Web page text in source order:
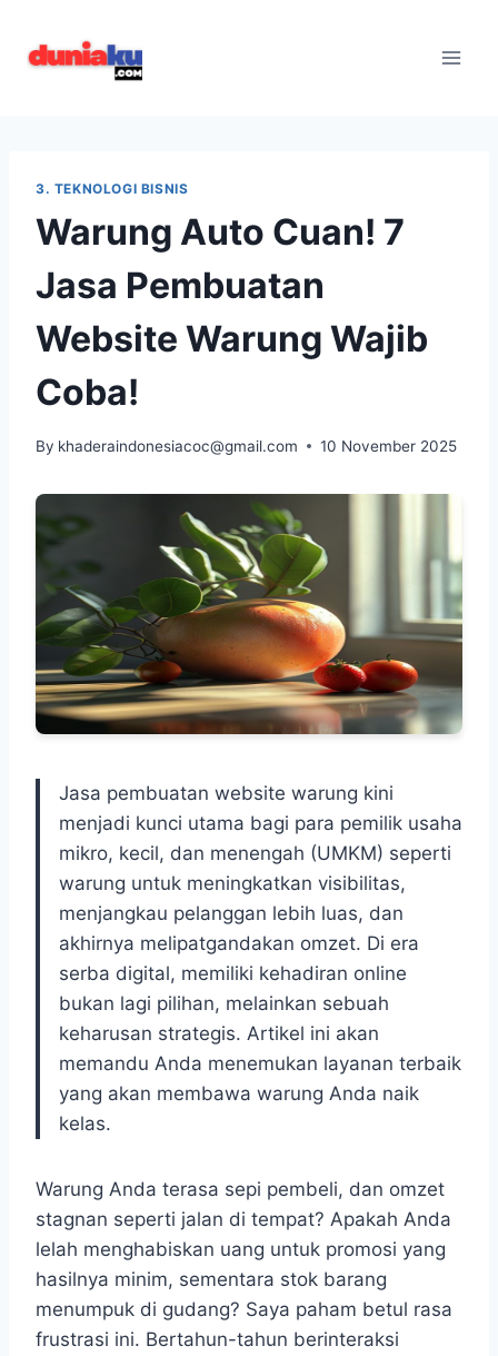
content
3. TEKNOLOGI BISNIS
Warung Auto Cuan! 7
Jasa Pembuatan
Website Warung Wajib
Coba!
By khaderaindonesiacoc@gmail.com 10 November 2025
Jasa pembuatan website warung kini
menjadi kunci utama bagi para pemilik usaha
mikro, kecil, dan menengah (UMKM) seperti
warung untuk meningkatkan visibilitas,
menjangkau pelanggan lebih luas, dan
akhirnya melipatgandakan omzet. Di era
serba digital, memiliki kehadiran online
bukan lagi pilihan, melainkan sebuah
keharusan strategis. Artikel ini akan
memandu Anda menemukan layanan terbaik
yang akan membawa warung Anda naik
kelas.
Warung Anda terasa sepi pembeli, dan omzet
stagnan seperti jalan di tempat? Apakah Anda
lelah menghabiskan uang untuk promosi yang
hasilnya minim, sementara stok barang
menumpuk di gudang? Saya paham betul rasa
frustrasi ini. Bertahun-tahun berinteraksi